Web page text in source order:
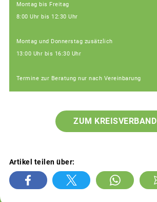
Montag bis Freitag
8:00 Uhr bis 12:30 Uhr
Montag und Donnerstag zusätzlich
13:00 Uhr bis 16:30 Uhr
Termine zur Beratung nur nach Vereinbarung
ZUM KREISVERBAND
Artikel teilen über: